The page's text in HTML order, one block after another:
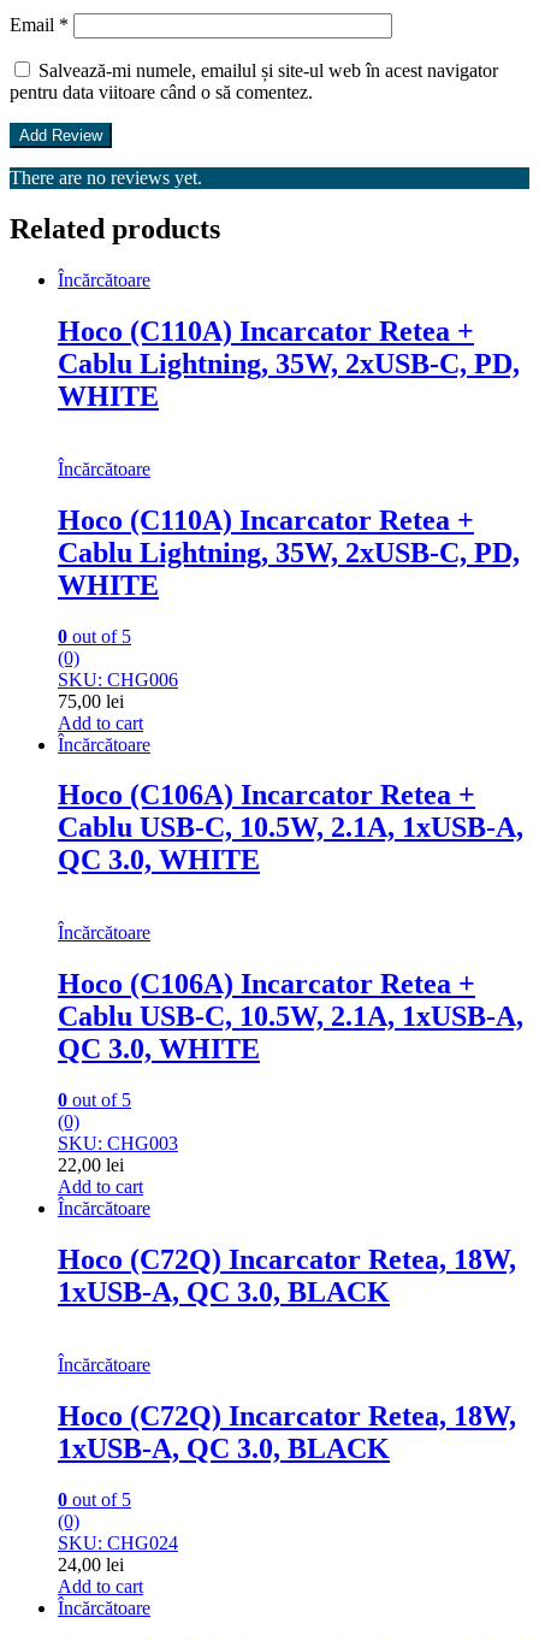
Email *
Salvează-mi numele, emailul și site-ul web în acest navigator
pentru data viitoare când o să comentez.
There are no reviews yet.
Related products
Încărcătoare
Hoco (C110A) Incarcator Retea +
Cablu Lightning, 35W, 2xUSB-C, PD,
WHITE
Încărcătoare
Hoco (C110A) Incarcator Retea +
Cablu Lightning, 35W, 2xUSB-C, PD,
WHITE
0 out of 5
(0)
SKU: CHG006
75,00 lei
Add to cart
Încărcătoare
Hoco (C106A) Incarcator Retea +
Cablu USB-C, 10.5W, 2.1A, 1xUSB-A,
QC 3.0, WHITE
Încărcătoare
Hoco (C106A) Incarcator Retea +
Cablu USB-C, 10.5W, 2.1A, 1xUSB-A,
QC 3.0, WHITE
0 out of 5
(0)
SKU: CHG003
22,00 lei
Add to cart
Încărcătoare
Hoco (C72Q) Incarcator Retea, 18W,
1xUSB-A, QC 3.0, BLACK
Încărcătoare
Hoco (C72Q) Incarcator Retea, 18W,
1xUSB-A, QC 3.0, BLACK
0 out of 5
(0)
SKU: CHG024
24,00 lei
Add to cart
Încărcătoare